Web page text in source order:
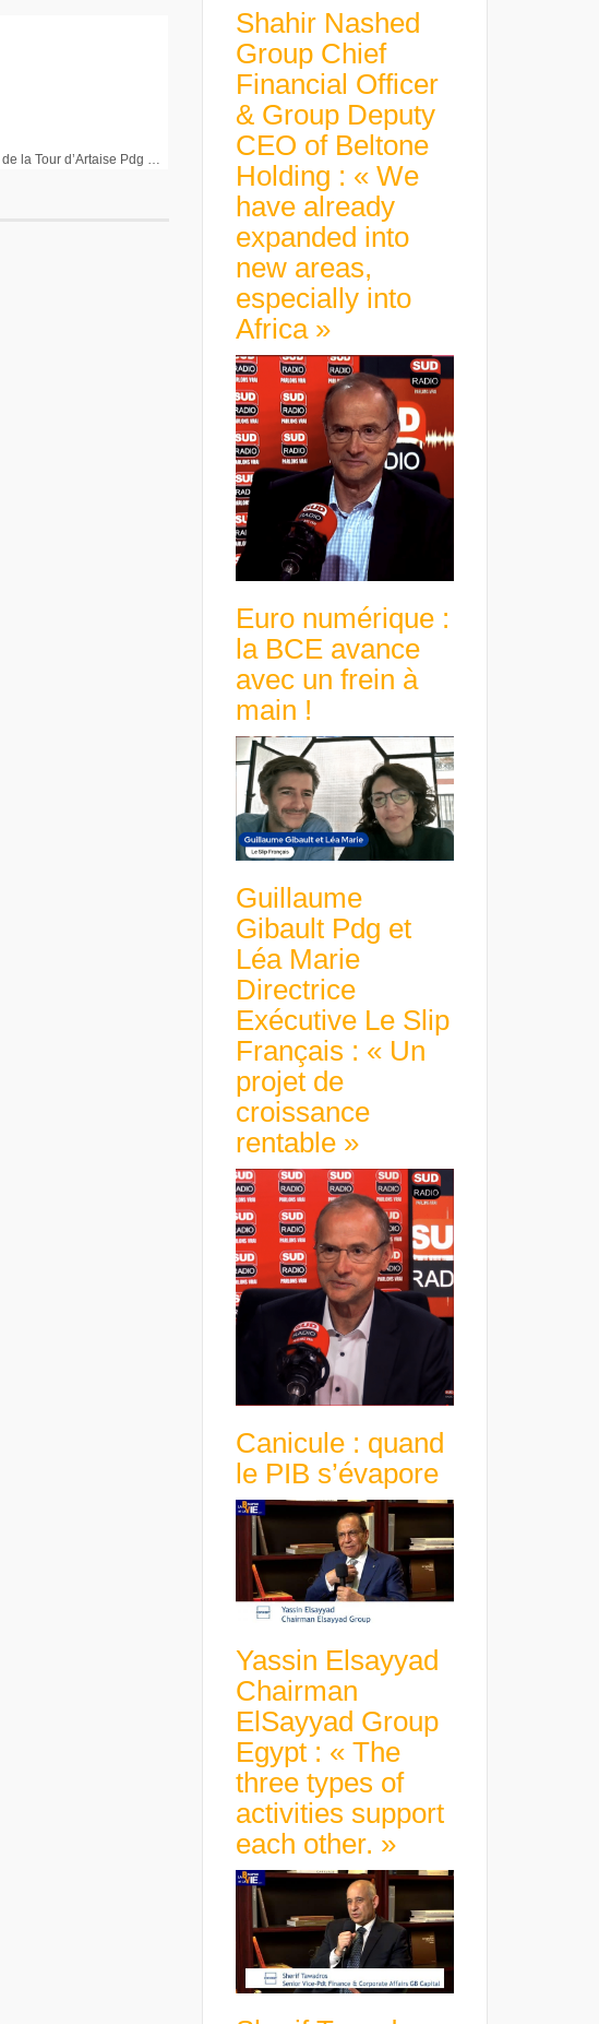
Shahir Nashed
Group Chief
Financial Officer
& Group Deputy
CEO of Beltone
Holding : « We
have already
expanded into
new areas,
especially into
Africa »
Euro numérique :
la BCE avance
avec un frein à
main !
Guillaume
Gibault Pdg et
Léa Marie
Directrice
Exécutive Le Slip
Français : « Un
projet de
croissance
rentable »
Canicule : quand
le PIB s’évapore
Yassin Elsayyad
Chairman
ElSayyad Group
Egypt : « The
three types of
activities support
each other. »